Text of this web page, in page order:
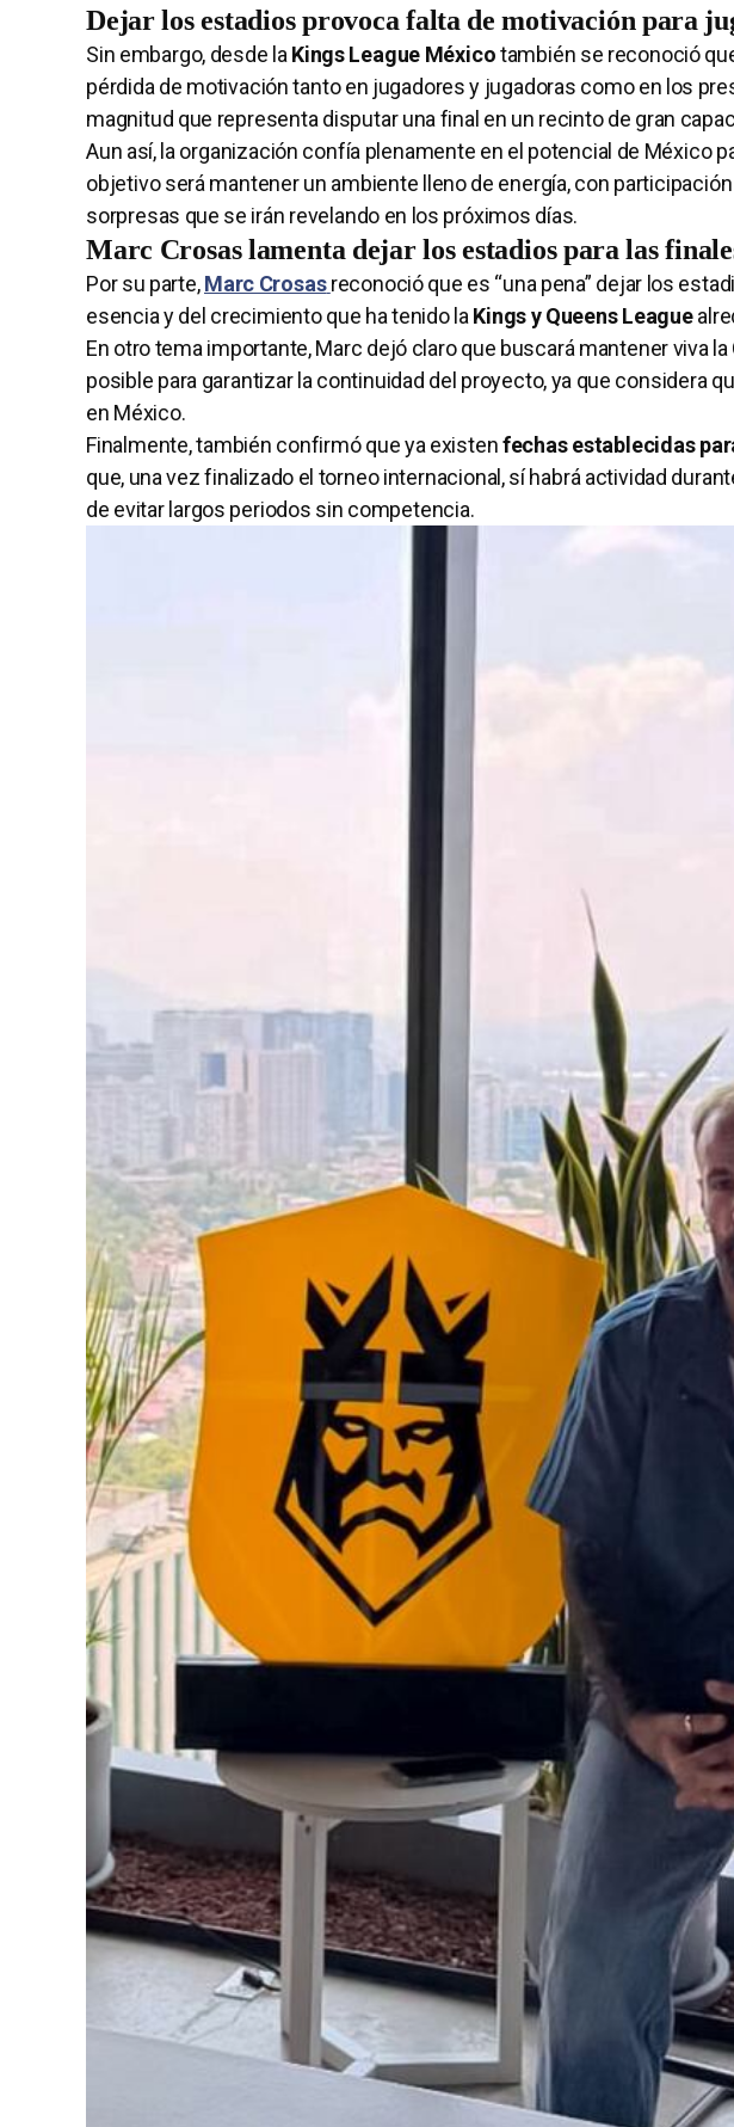
Dejar los estadios provoca falta de motivación para
Sin embargo, desde la Kings League Méxicotambién se reconoció
pérdida de motivación tanto en jugadores y jugadoras como en los
magnitud que representa disputar una final en un recinto de gran
Aun así, la organización confía plenamente en el potencial de México
objetivo será mantener un ambiente lleno de energía, con
sorpresas que se irán revelando en los próximos días.
Marc Crosas lamenta dejar los estadios para las
Por su parte,Marc Crosas reconoció que es “una pena” dejar los
esencia y del crecimiento que ha tenido la Kings y Queens League
En otro tema importante, Marc dejó claro que buscará mantener viva
posible para garantizar la continuidad del proyecto, ya que considera
en México.
Finalmente, también confirmó que ya existenfechas establecidas
que, una vez finalizado el torneo internacional, sí habrá actividad
de evitar largos periodos sin competencia.